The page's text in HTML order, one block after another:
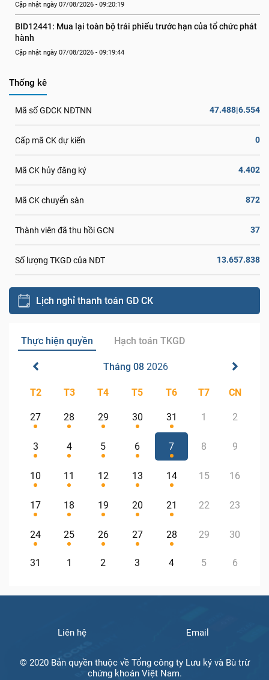
Cập nhật ngày 07/08/2026 - 09:20:19
BID12441: Mua lại toàn bộ trái phiếu trước hạn của tổ chức phát
hành
Cập nhật ngày 07/08/2026 - 09:19:44
Thống kê
Mã số GDCK NĐTNN 47.488|6.554
Cấp mã CK dự kiến 0
Mã CK hủy đăng ký 4.402
Mã CK chuyển sàn 872
Thành viên đã thu hồi GCN 37
Số lượng TKGD của NĐT 13.657.838
Lịch nghỉ thanh toán GD CK
Thực hiện quyền Hạch toán TKGD
Tháng 08 2026
T2 T3 T4 T5 T6 T7 CN
27 28 29 30 31 1 2
3 4 5 6 7 8 9
10 11 12 13 14 15 16
17 18 19 20 21 22 23
24 25 26 27 28 29 30
31 1 2 3 4 5 6
Liên hệ Email
© 2020 Bản quyền thuộc về Tổng công ty Lưu ký và Bù trừ
chứng khoán Việt Nam.